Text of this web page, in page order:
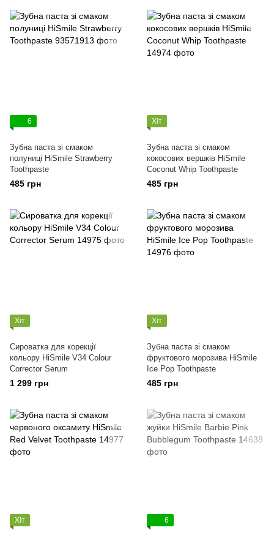
6
Зубна паста зі смаком
полуниці HiSmile Strawberry
Toothpaste
485 грн
Хіт
Зубна паста зі смаком
кокосових вершків HiSmile
Coconut Whip Toothpaste
485 грн
Хіт
Сироватка для корекції
кольору HiSmile V34 Colour
Corrector Serum
1 299 грн
Хіт
Зубна паста зі смаком
фруктового морозива HiSmile
Ice Pop Toothpaste
485 грн
Хіт 6